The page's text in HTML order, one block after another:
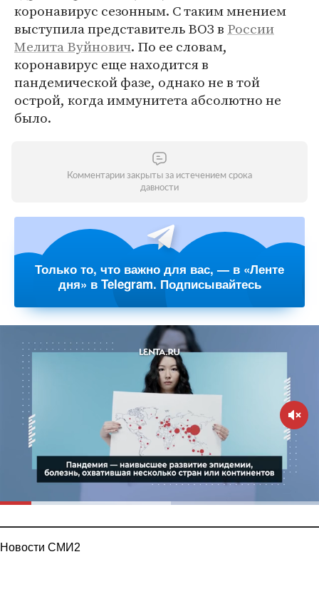
коронавирус сезонным. С таким мнением
выступила представитель ВОЗ в России
Мелита Вуйнович. По ее словам,
коронавирус еще находится в
пандемической фазе, однако не в той
острой, когда иммунитета абсолютно не
было.
Комментарии закрыты за истечением срока
давности
Только то, что важно для вас, — в «Ленте
дня» в Telegram. Подписывайтесь
Новости СМИ2